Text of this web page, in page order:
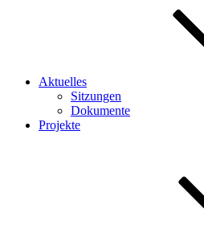
Aktuelles
Sitzungen
Dokumente
Projekte